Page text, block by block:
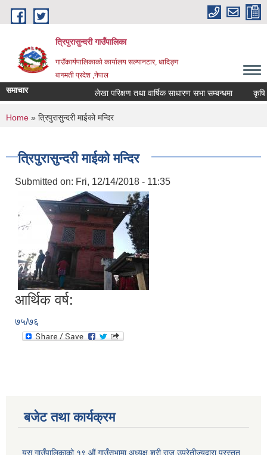
Skip to main content
त्रिपुरासुन्दरी गाउँपालिका
गाउँकार्यपालिकाको कार्यालय सल्यानटार, धादिङ्ग
बागमती प्रदेश ,नेपाल
समाचार लेखा परिक्षण तथा वार्षिक साधारण सभा सम्बन्धमा
You are here
Home » त्रिपुरासुन्दरी माईको मन्दिर
त्रिपुरासुन्दरी माईको मन्दिर
Submitted on: Fri, 12/14/2018 - 11:35
आर्थिक वर्ष:
७५/७६
बजेट तथा कार्यक्रम
यस गाउँपालिकाको १९ औं गाउँसभामा अध्यक्ष श्री राजु उप्रेतीज्यूद्वारा प्रस्तुत